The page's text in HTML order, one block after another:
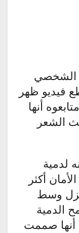
الشخصي
فيديو ظهر
أنها
الشعر
لدمية
أكثر
وسط
الدمية
أنها صممت